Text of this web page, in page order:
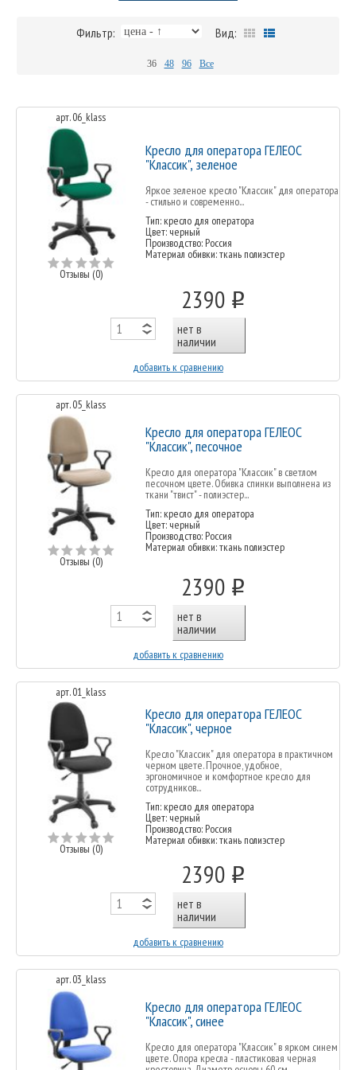
Фильтр: Вид:
36 48 96 Все
арт. 06_klass
Отзывы (0)
Кресло для оператора ГЕЛЕОС
"Классик", зеленое
Яркое зеленое кресло "Классик" для оператора
- стильно и современно...
Тип: кресло для оператора
Цвет: черный
Производство: Россия
Материал обивки: ткань полиэстер
2390 o
нет в
наличии
добавить к сравнению
арт. 05_klass
Отзывы (0)
Кресло для оператора ГЕЛЕОС
"Классик", песочное
Кресло для оператора "Классик" в светлом
песочном цвете. Обивка спинки выполнена из
ткани "твист" - полиэстер...
Тип: кресло для оператора
Цвет: черный
Производство: Россия
Материал обивки: ткань полиэстер
2390 o
нет в
наличии
добавить к сравнению
арт. 01_klass
Отзывы (0)
Кресло для оператора ГЕЛЕОС
"Классик", черное
Кресло "Классик" для оператора в практичном
черном цвете. Прочное, удобное,
эргономичное и комфортное кресло для
сотрудников...
Тип: кресло для оператора
Цвет: черный
Производство: Россия
Материал обивки: ткань полиэстер
2390 o
нет в
наличии
добавить к сравнению
арт. 03_klass
Кресло для оператора ГЕЛЕОС
"Классик", синее
Кресло для оператора "Классик" в ярком синем
цвете. Опора кресла - пластиковая черная